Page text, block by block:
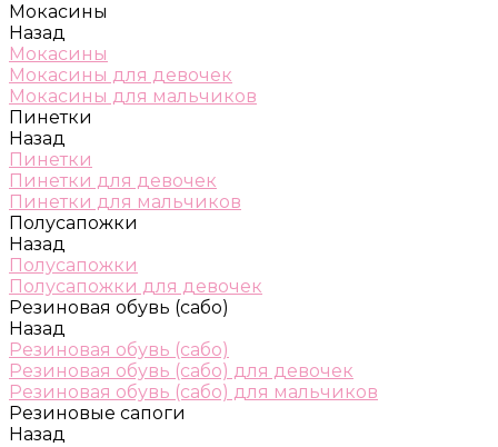
Мокасины
Назад
Мокасины
Мокасины для девочек
Мокасины для мальчиков
Пинетки
Назад
Пинетки
Пинетки для девочек
Пинетки для мальчиков
Полусапожки
Назад
Полусапожки
Полусапожки для девочек
Резиновая обувь (сабо)
Назад
Резиновая обувь (сабо)
Резиновая обувь (сабо) для девочек
Резиновая обувь (сабо) для мальчиков
Резиновые сапоги
Назад